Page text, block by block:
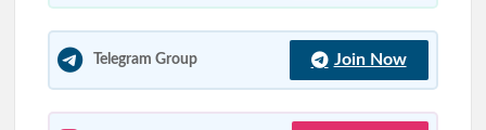
Telegram Group Join Now